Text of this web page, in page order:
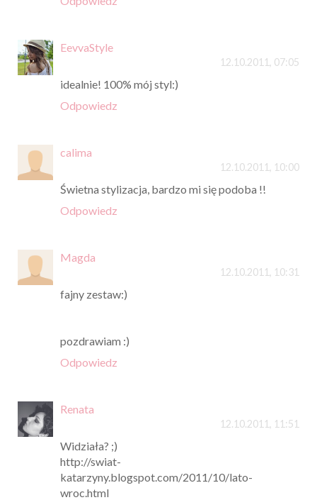
EevvaStyle
12.10.2011, 07:05
idealnie! 100% mój styl:)
Odpowiedz
calima
12.10.2011, 10:00
Świetna stylizacja, bardzo mi się podoba !!
Odpowiedz
Magda
12.10.2011, 10:31
fajny zestaw:)
pozdrawiam :)
Odpowiedz
Renata
12.10.2011, 11:51
Widziała? ;)
http://swiat-
katarzyny.blogspot.com/2011/10/lato-
wroc.html